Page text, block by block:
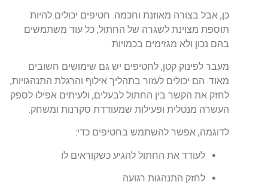
כן, אבל בצורה מאוזנת וחכמה. חטיפים יכולים להיות
תוספת מצוינת לשגרה של החתול, כל עוד משתמשים
בהם נכון ולא מגזימים בכמויות.
מעבר לפינוק קטן, לחטיפים יש גם שימושים חשובים
מאוד. הם יכולים לעזור בתהליך אילוף והרגלת התנהגויות,
לחזק את הקשר בין החתול לבעלים, ולעיתים אפילו לספק
העשרה מנטלית ופעילות שמעודדת סקרנות ומשחק.
לדוגמה, אפשר להשתמש בחטיפים כדי:
לעודד את החתול להגיע כשקוראים לו
לחזק התנהגות רגועה